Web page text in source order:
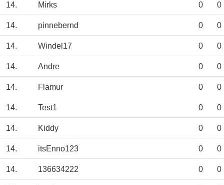
14. Mirks 0 0
14. pinnebernd 0 0
14. Windel17 0 0
14. Andre 0 0
14. Flamur 0 0
14. Test1 0 0
14. Kiddy 0 0
14. itsEnno123 0 0
14. 136634222 0 0